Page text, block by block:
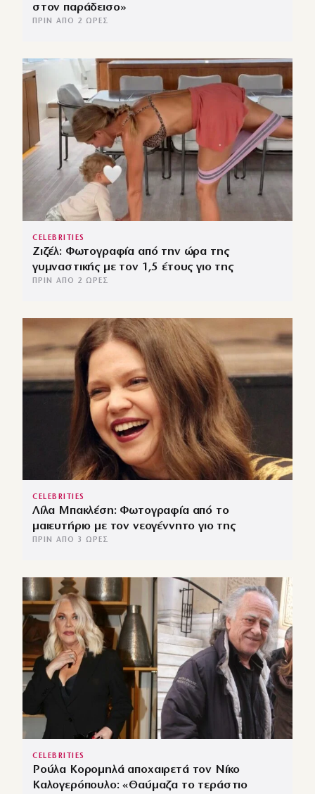
στον παράδεισο»
ΠΡΙΝ ΑΠΌ 2 ΏΡΕΣ
CELEBRITIES
Ζιζέλ: Φωτογραφία από την ώρα της
γυμναστικής με τον 1,5 έτους γιο της
ΠΡΙΝ ΑΠΌ 2 ΏΡΕΣ
CELEBRITIES
Λίλα Μπακλέση: Φωτογραφία από το
μαιευτήριο με τον νεογέννητο γιο της
ΠΡΙΝ ΑΠΌ 3 ΏΡΕΣ
CELEBRITIES
Ρούλα Κορομηλά αποχαιρετά τον Νίκο
Καλογερόπουλο: «Θαύμαζα το τεράστιο